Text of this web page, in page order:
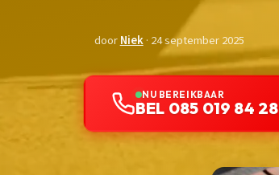
doorNiek· 24 september 2025
NU BEREIKBAAR
BEL 085 019 84 28